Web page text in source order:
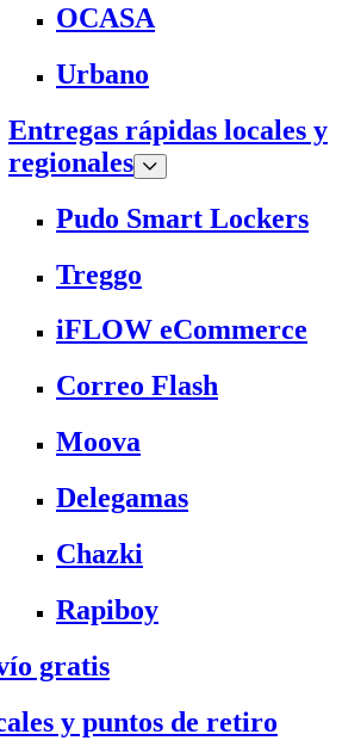
OCASA
Urbano
Entregas rápidas locales y
regionales
Pudo Smart Lockers
Treggo
iFLOW eCommerce
Correo Flash
Moova
Delegamas
Chazki
Rapiboy
gratis
y puntos de retiro